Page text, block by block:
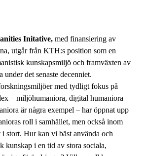
Initative, med finansiering av
utgår från KTH:s position som en
kunskapsmiljö och framväxten av
under det senaste decenniet.
med tydligt fokus på
– miljöhumaniora, digital humaniora
är några exempel – har öppnat upp
roll i samhället, men också inom
stort. Hur kan vi bäst använda och
kunskap i en tid av stora sociala,